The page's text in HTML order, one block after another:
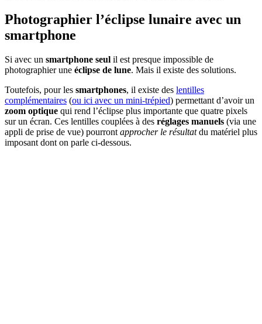
Photographier l’éclipse lunaire avec un
smartphone
Si avec un smartphone seul il est presque impossible de
photographier une éclipse de lune. Mais il existe des solutions.
Toutefois, pour les smartphones, il existe des lentilles
complémentaires (ou ici avec un mini-trépied) permettant d’avoir un
zoom optique qui rend l’éclipse plus importante que quatre pixels
sur un écran. Ces lentilles couplées à des réglages manuels (via une
appli de prise de vue) pourrontapprocher le résultatdu matériel plus
imposant dont on parle ci-dessous.